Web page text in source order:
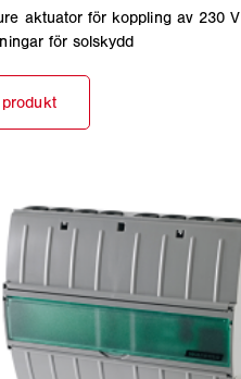
aktuator för koppling av 230 V
för solskydd